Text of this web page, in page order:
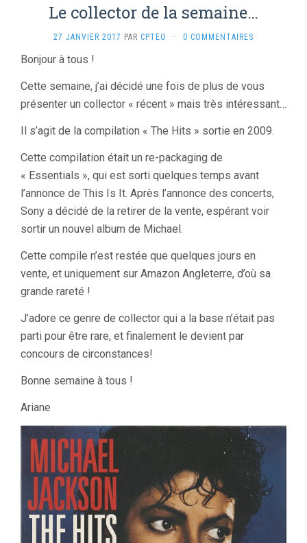
Le collector de la semaine…
27 JANVIER 2017 PAR CPTEO · 0 COMMENTAIRES
Bonjour à tous !
Cette semaine, j’ai décidé une fois de plus de vous
présenter un collector « récent » mais très intéressant…
Il s’agit de la compilation « The Hits » sortie en 2009.
Cette compilation était un re-packaging de
« Essentials », qui est sorti quelques temps avant
l’annonce de This Is It. Après l’annonce des concerts,
Sony a décidé de la retirer de la vente, espérant voir
sortir un nouvel album de Michael.
Cette compile n’est restée que quelques jours en
vente, et uniquement sur Amazon Angleterre, d’où sa
grande rareté !
J’adore ce genre de collector qui a la base n’était pas
parti pour être rare, et finalement le devient par
concours de circonstances!
Bonne semaine à tous !
Ariane